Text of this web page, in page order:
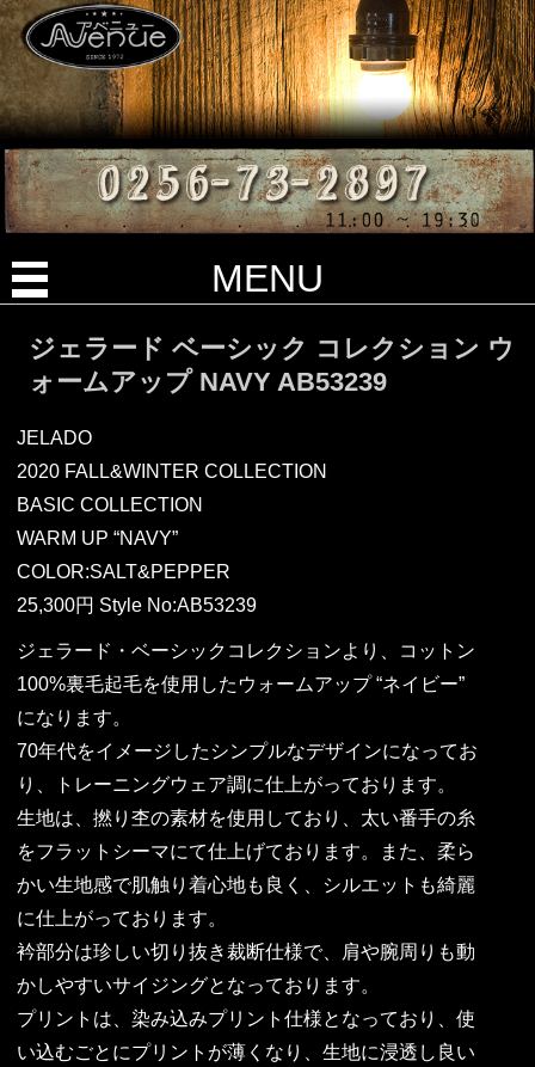
MENU
ジェラード ベーシック コレクション ウ
ォームアップ NAVY AB53239
JELADO
2020 FALL&WINTER COLLECTION
BASIC COLLECTION
WARM UP “NAVY”
COLOR:SALT&PEPPER
25,300円 Style No:AB53239
ジェラード・ベーシックコレクションより、コットン
100%裏毛起毛を使用したウォームアップ “ネイビー”
になります。
70年代をイメージしたシンプルなデザインになってお
り、トレーニングウェア調に仕上がっております。
生地は、撚り杢の素材を使用しており、太い番手の糸
をフラットシーマにて仕上げております。また、柔ら
かい生地感で肌触り着心地も良く、シルエットも綺麗
に仕上がっております。
衿部分は珍しい切り抜き裁断仕様で、肩や腕周りも動
かしやすいサイジングとなっております。
プリントは、染み込みプリント仕様となっており、使
い込むごとにプリントが薄くなり、生地に浸透し良い